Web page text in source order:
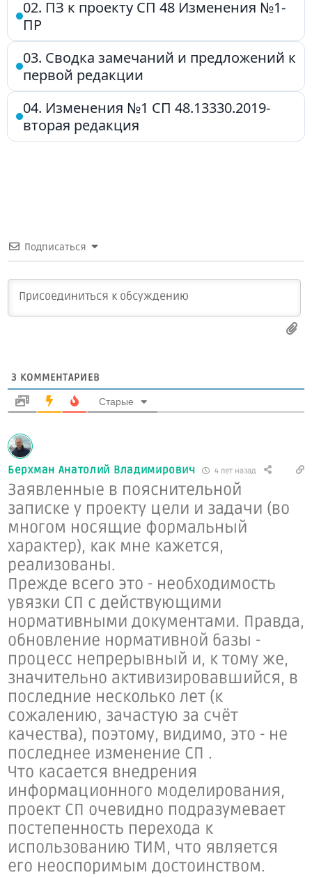
02. ПЗ к проекту СП 48 Изменения №1-
ПР
03. Сводка замечаний и предложений к
первой редакции
04. Изменения №1 СП 48.13330.2019-
вторая редакция
Подписаться
3 КОММЕНТАРИЕВ
Старые
Берхман Анатолий Владимирович 4 лет назад
Заявленные в пояснительной
записке у проекту цели и задачи (во
многом носящие формальный
характер), как мне кажется,
реализованы.
Прежде всего это - необходимость
увязки СП с действующими
нормативными документами. Правда,
обновление нормативной базы -
процесс непрерывный и, к тому же,
значительно активизировавшийся, в
последние несколько лет (к
сожалению, зачастую за счёт
качества), поэтому, видимо, это - не
последнее изменение СП .
Что касается внедрения
информационного моделирования,
проект СП очевидно подразумевает
постепенность перехода к
использованию ТИМ, что является
его неоспоримым достоинством.